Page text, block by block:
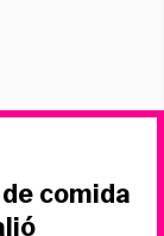
comida